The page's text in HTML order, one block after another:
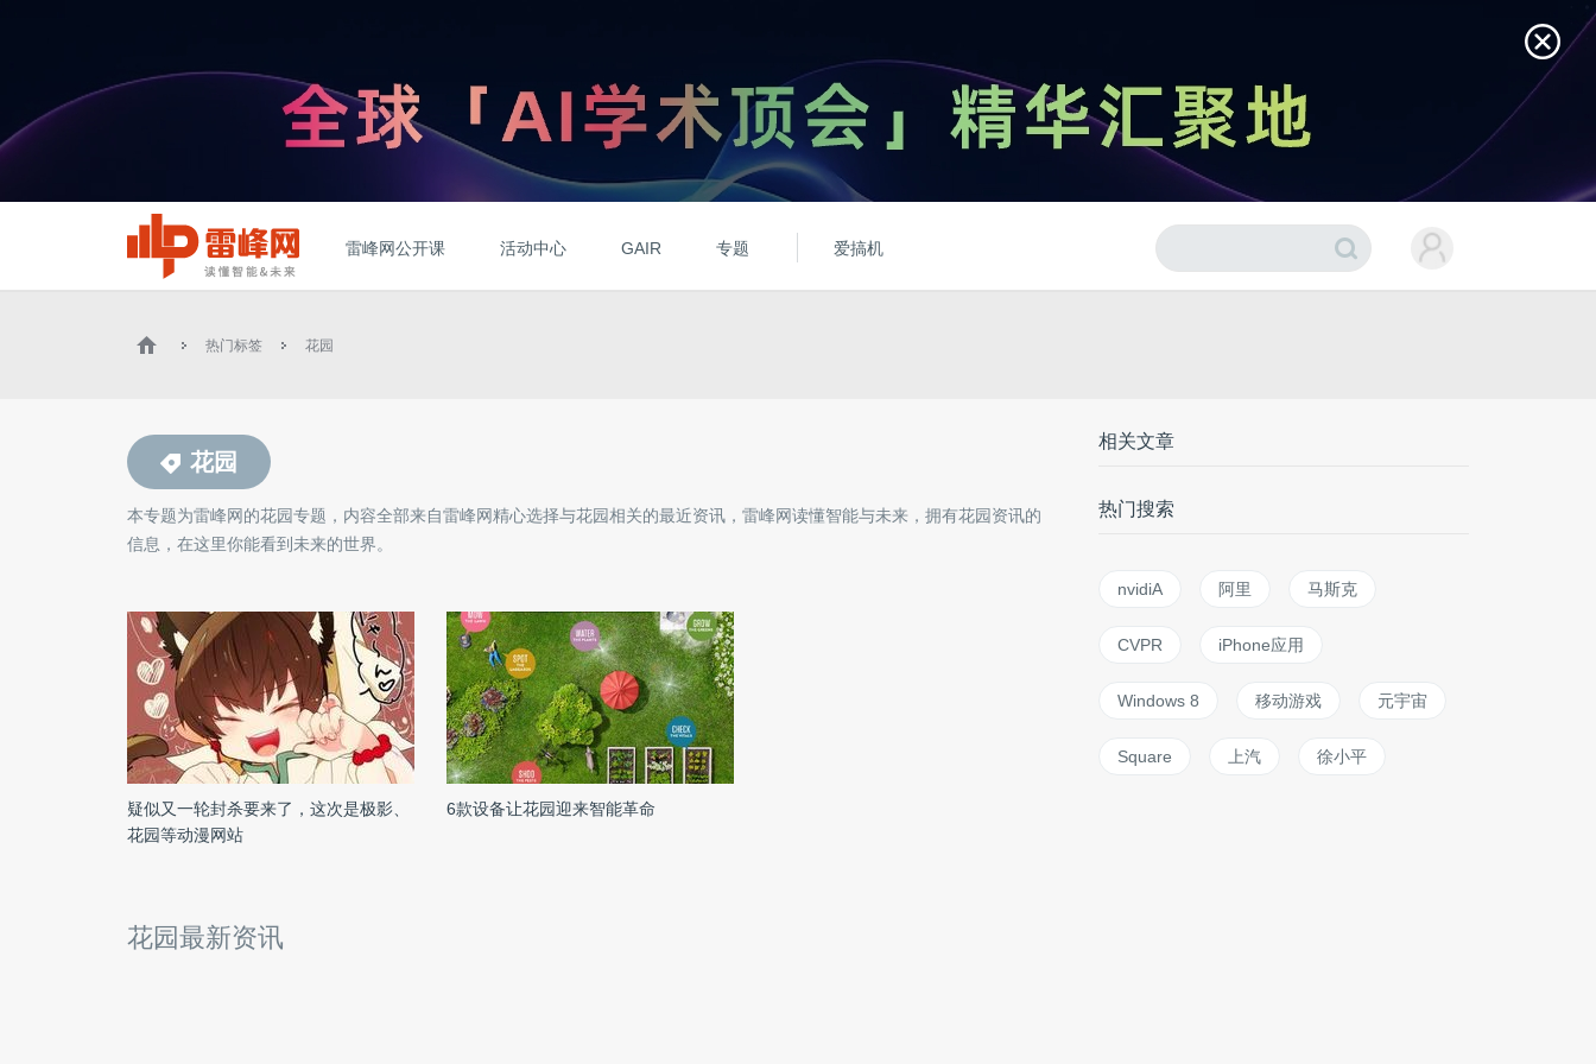
雷峰网公开课 活动中心 GAIR 专题 爱搞机
热门标签 花园
花园
本专题为雷峰网的花园专题，内容全部来自雷峰网精心选择与花园相关的最近资讯，雷峰网读懂智能与未来，拥有花园资讯的
信息，在这里你能看到未来的世界。
疑似又一轮封杀要来了，这次是极影、
花园等动漫网站
6款设备让花园迎来智能革命
花园最新资讯
相关文章
热门搜索
nvidiA 阿里 马斯克
CVPR iPhone应用
Windows 8 移动游戏 元宇宙
Square 上汽 徐小平